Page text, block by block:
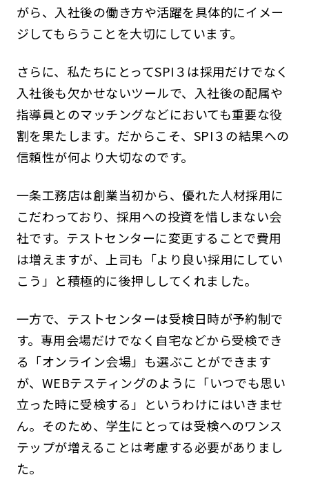
がら、入社後の働き方や活躍を具体的にイメー
ジしてもらうことを大切にしています。
さらに、私たちにとってSPI３は採用だけでなく
入社後も欠かせないツールで、入社後の配属や
指導員とのマッチングなどにおいても重要な役
割を果たします。だからこそ、SPI３の結果への
信頼性が何より大切なのです。
一条工務店は創業当初から、優れた人材採用に
こだわっており、採用への投資を惜しまない会
社です。テストセンターに変更することで費用
は増えますが、上司も「より良い採用にしてい
こう」と積極的に後押ししてくれました。
一方で、テストセンターは受検日時が予約制で
す。専用会場だけでなく自宅などから受検でき
る「オンライン会場」も選ぶことができます
が、WEBテスティングのように「いつでも思い
立った時に受検する」というわけにはいきませ
ん。そのため、学生にとっては受検へのワンス
テップが増えることは考慮する必要がありまし
た。